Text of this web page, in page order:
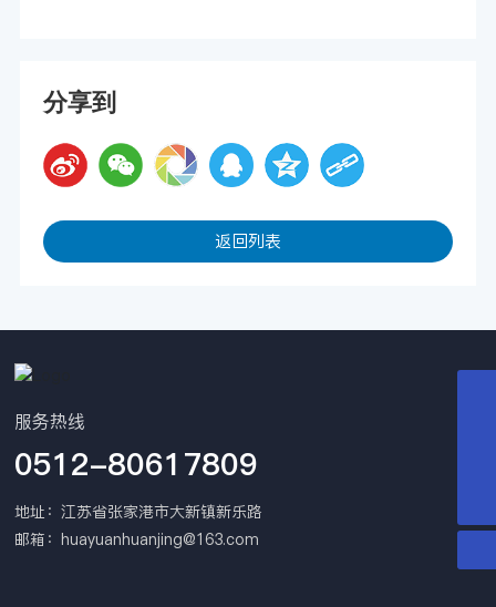
分享到
返回列表
服务热线
0512-80617809
地址：江苏省张家港市大新镇新乐路
邮箱：huayuanhuanjing@163.com
huayuanhuanjing@163.com